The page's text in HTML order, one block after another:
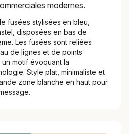
modernes.
fusées stylisées en bleu,
disposées en bas de
Les fusées sont reliées
de lignes et de points
motif évoquant la
Style plat, minimaliste et
zone blanche en haut pour